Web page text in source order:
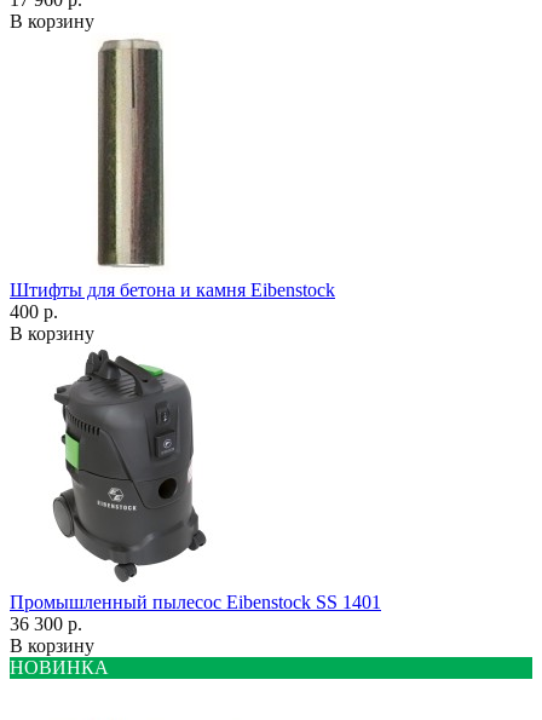
В корзину
Штифты для бетона и камня Eibenstock
400 р.
В корзину
Промышленный пылесос Eibenstock SS 1401
36 300 р.
В корзину
НОВИНКА